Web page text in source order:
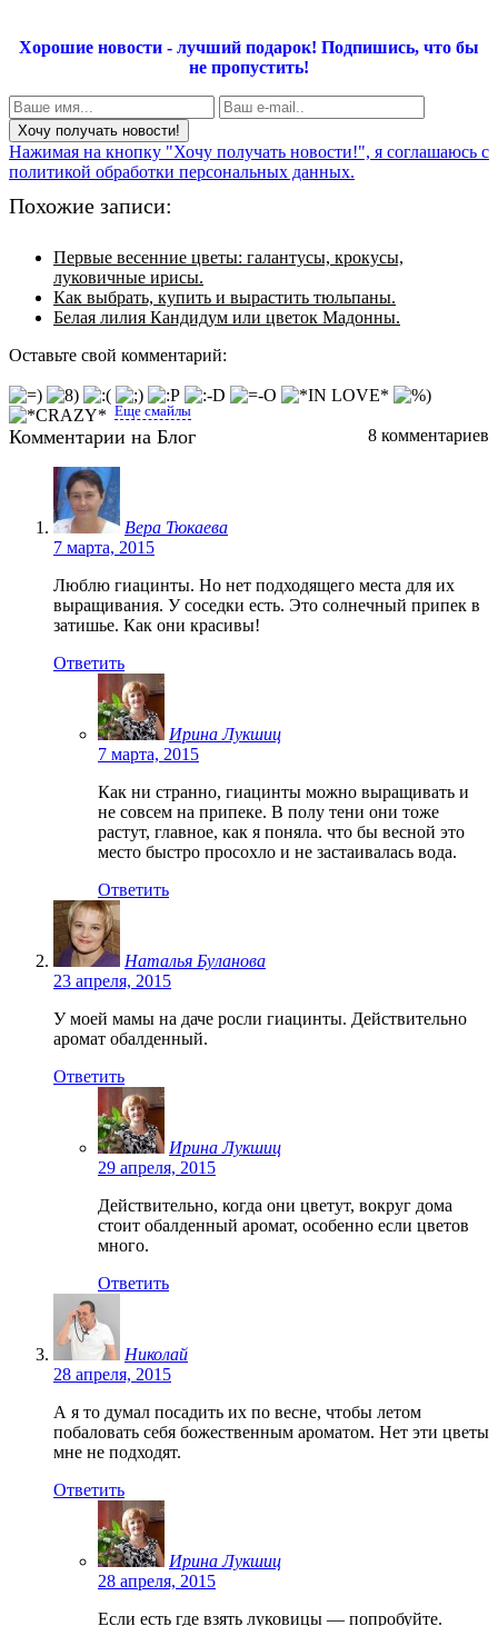
Хорошие новости - лучший подарок! Подпишись, что бы
не пропустить!
Нажимая на кнопку "Хочу получать новости!", я соглашаюсь с
политикой обработки персональных данных.
Похожие записи:
Первые весенние цветы: галантусы, крокусы,
луковичные ирисы.
Как выбрать, купить и вырастить тюльпаны.
Белая лилия Кандидум или цветок Мадонны.
Оставьте свой комментарий:
Еще смайлы
Комментарии на Блог 8 комментариев
Вера Тюкаева
7 марта, 2015
Люблю гиацинты. Но нет подходящего места для их
выращивания. У соседки есть. Это солнечный припек в
затишье. Как они красивы!
Ответить
Ирина Лукшиц
7 марта, 2015
Как ни странно, гиацинты можно выращивать и
не совсем на припеке. В полу тени они тоже
растут, главное, как я поняла. что бы весной это
место быстро просохло и не застаивалась вода.
Ответить
Наталья Буланова
23 апреля, 2015
У моей мамы на даче росли гиацинты. Действительно
аромат обалденный.
Ответить
Ирина Лукшиц
29 апреля, 2015
Действительно, когда они цветут, вокруг дома
стоит обалденный аромат, особенно если цветов
много.
Ответить
Николай
28 апреля, 2015
А я то думал посадить их по весне, чтобы летом
побаловать себя божественным ароматом. Нет эти цветы
мне не подходят.
Ответить
Ирина Лукшиц
28 апреля, 2015
Если есть где взять луковицы — попробуйте.